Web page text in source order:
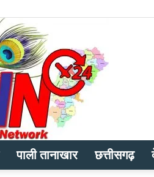
पाली तानाखार छत्तीसगढ़